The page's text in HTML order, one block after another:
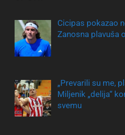
Cicipas pokazao
Zanosna plavuša
„Prevarili su me,
Miljenik „delija“
svemu